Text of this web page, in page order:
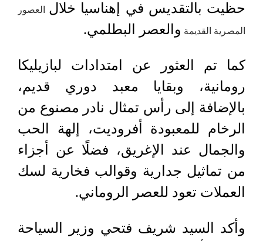
حظيت بالتقديس في إهناسيا خلال العصور
المصرية القديمة والعصر البطلمي.
كما تم العثور عن امتدادات لبازيليكا
رومانية، وبقايا معبد دوري قديم،
بالإضافة إلى رأس تمثال نادر مصنوع من
الرخام للمعبودة أفروديت، إلهة الحب
والجمال عند الإغريق، فضلًا عن أجزاء
من تماثيل جدارية وقوالب فخارية لسك
العملات تعود للعصر الروماني.
وأكد السيد شريف فتحي وزير السياحة